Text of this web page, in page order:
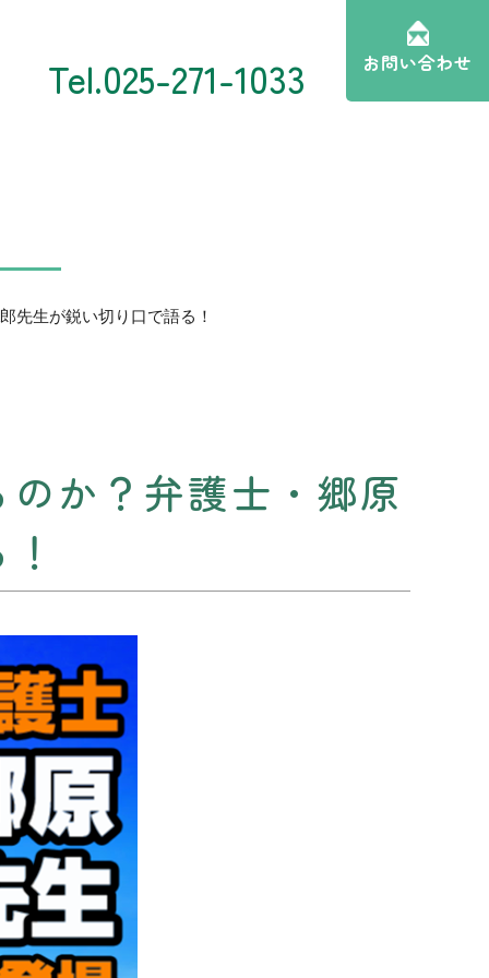
Tel.025-271-1033 お問い合わせ
先生が鋭い切り口で語る！
か？弁護士・郷原